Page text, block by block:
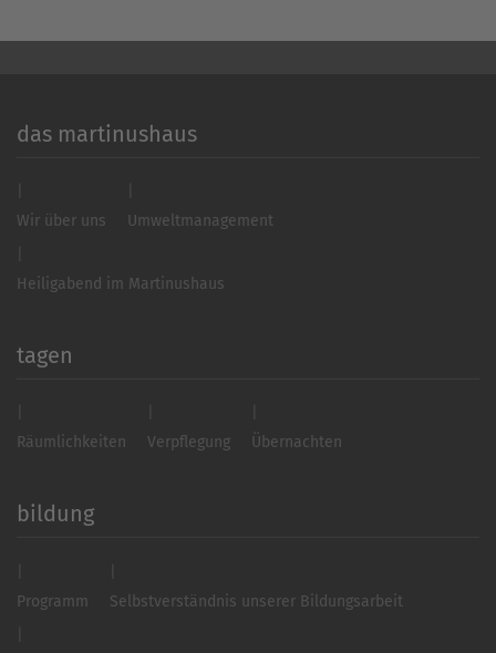
das martinushaus
Wir über uns Umweltmanagement
Heiligabend im Martinushaus
tagen
Räumlichkeiten Verpflegung Übernachten
bildung
Programm Selbstverständnis unserer Bildungsarbeit